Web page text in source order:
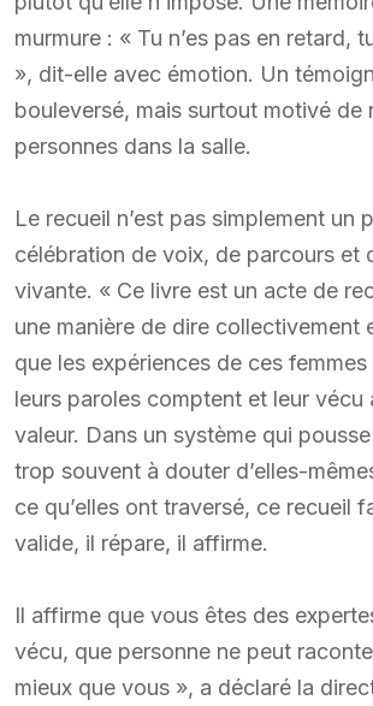
murmure : « Tu n’es pas en retard,
», dit-elle avec émotion. Un
bouleversé, mais surtout motivé de
personnes dans la salle.
Le recueil n’est pas simplement un
célébration de voix, de parcours et
vivante. « Ce livre est un acte de
une manière de dire collectivement
que les expériences de ces
leurs paroles comptent et leur vécu
valeur. Dans un système qui
trop souvent à douter d’elles-
ce qu’elles ont traversé, ce recueil
valide, il répare, il affirme.
Il affirme que vous êtes des
vécu, que personne ne peut
mieux que vous », a déclaré la